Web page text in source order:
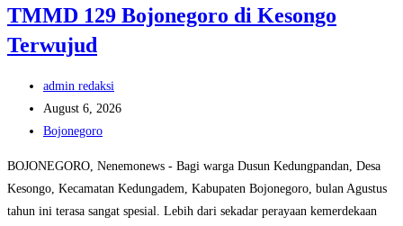
TMMD 129 Bojonegoro di Kesongo
Terwujud
Post
author:
admin redaksi
Post
published:
August 6, 2026
Post
Bojonegoro
BOJONEGORO, Nenemonews - Bagi warga Dusun Kedungpandan, Desa
Kesongo, Kecamatan Kedungadem, Kabupaten Bojonegoro, bulan Agustus
tahun ini terasa sangat spesial. Lebih dari sekadar perayaan kemerdekaan